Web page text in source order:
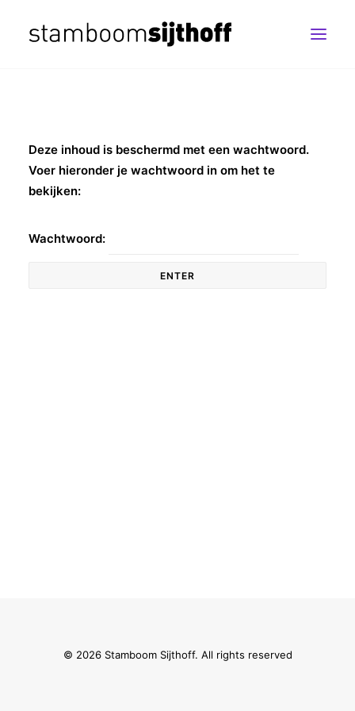
Deze inhoud is beschermd met een wachtwoord.
Voer hieronder je wachtwoord in om het te
bekijken:
Wachtwoord:
© 2026 Stamboom Sijthoff. All rights reserved